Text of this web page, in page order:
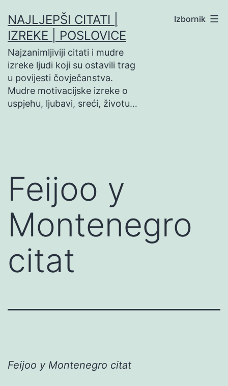
na
sadržaj
NAJLJEPŠI CITATI |
IZREKE | POSLOVICE
Najzanimljiviji citati i mudre
izreke ljudi koji su ostavili trag
u povijesti čovječanstva.
Mudre motivacijske izreke o
uspjehu, ljubavi, sreći, životu…
Izbornik
Feijoo y
Montenegro
citat
Feijoo y Montenegro citat